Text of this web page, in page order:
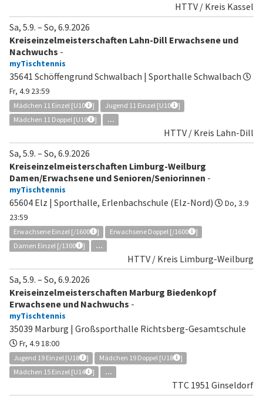
HTTV / Kreis Kassel
Sa, 5.9. – So, 6.9.2026
Kreiseinzelmeisterschaften Lahn-Dill Erwachsene und
Nachwuchs -
myTischtennis
35641 Schöffengrund Schwalbach | Sporthalle Schwalbach
Fr, 4.9 23:59
Mädchen 11 Einzel [U10 ] Jugend 11 Einzel [U10
]
Mädchen 11 Doppel [U10
] ...
HTTV / Kreis Lahn-Dill
Sa, 5.9. – So, 6.9.2026
Kreiseinzelmeisterschaften Limburg-Weilburg
Damen/Erwachsene und Senioren/Seniorinnen -
myTischtennis
65604 Elz | Sporthalle, Erlenbachschule (Elz-Nord)
Do, 3.9
23:59
Erwachsene Einzel [/1600 ] Erwachsene Doppel [/1600
]
Damen Einzel [/1300
] ...
HTTV / Kreis Limburg-Weilburg
Sa, 5.9. – So, 6.9.2026
Kreiseinzelmeisterschaften Marburg Biedenkopf
Erwachsene und Nachwuchs -
myTischtennis
35039 Marburg | Großsporthalle Richtsberg-Gesamtschule
Fr, 4.9 18:00
Jugend 19 Einzel [U18 ] Mädchen 19 Doppel [U18
]
Mädchen 15 Einzel [U14
] ...
TTC 1951 Ginseldorf